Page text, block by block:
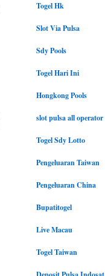
Togel Hk
Slot Via Pulsa
Sdy Pools
Togel Hari Ini
Hongkong Pools
slot pulsa all operator
Togel Sdy Lotto
Pengeluaran Taiwan
Pengeluaran China
Bupatitogel
Live Macau
Togel Taiwan